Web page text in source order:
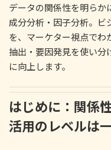
日
時
データの関係性を明らか
成分分析・因子分析。ビ
を、マーケター視点でわ
抽出・要因発見を使い分
に向上します。
はじめに：関係
活用のレベルは